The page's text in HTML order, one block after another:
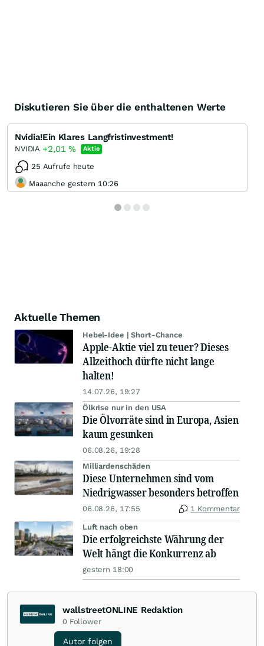
Diskutieren Sie über die enthaltenen Werte
Nvidia!Ein Klares Langfristinvestment!
NVIDIA +2,01% Aktie
25 Aufrufe heute
Maaanche gestern 10:26
Aktuelle Themen
Hebel-Idee | Short-Chance
Apple-Aktie viel zu teuer? Dieses
Allzeithoch dürfte nicht lange
halten!
14.07.26, 19:27
Ölkrise nur in den USA
Die Ölvorräte sind in Europa, Asien
kaum gesunken
06.08.26, 19:28
Milliardenschäden
Diese Unternehmen sind vom
Niedrigwasser besonders betroffen
06.08.26, 17:55 1 Kommentar
Luft nach oben
Die erfolgreichste Währung der
Welt hängt die Konkurrenz ab
gestern 18:00
wallstreetONLINE Redaktion
0 Follower
Autor folgen